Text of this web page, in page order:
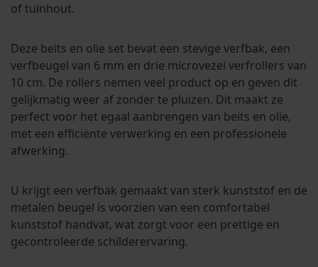
of tuinhout.
Deze beits en olie set bevat een stevige verfbak, een
verfbeugel van 6 mm en drie microvezel verfrollers van
10 cm. De rollers nemen veel product op en geven dit
gelijkmatig weer af zonder te pluizen. Dit maakt ze
perfect voor het egaal aanbrengen van beits en olie,
met een efficiënte verwerking en een professionele
afwerking.
U krijgt een verfbak gemaakt van sterk kunststof en de
metalen beugel is voorzien van een comfortabel
kunststof handvat, wat zorgt voor een prettige en
gecontroleerde schilderervaring.